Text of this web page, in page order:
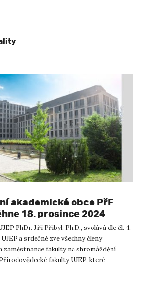
akademické obce PřF
18. prosince 2024
PhDr. Jiří Přibyl, Ph.D., svolává dle čl. 4,
a srdečně zve všechny členy
zaměstnance fakulty na shromáždění
fakulty UJEP, které